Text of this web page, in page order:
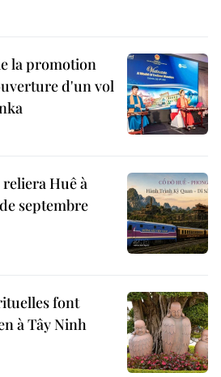
la promotion
d'un vol
Huê à
septembre
font
à Tây Ninh